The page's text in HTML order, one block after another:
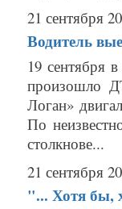
21 сентября
Водитель
19 сентября
произошло
Логан»
По
столкнове...
21 сентября
"... Хотя бы,